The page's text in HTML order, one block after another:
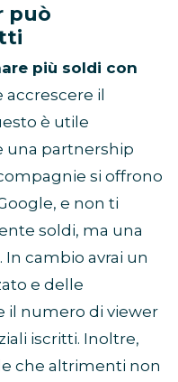
può
più soldi con
il
è utile
una partnership
si offrono
e non ti
soldi, ma una
cambio avrai un
e delle
il numero di viewer
iscritti. Inoltre,
che altrimenti non